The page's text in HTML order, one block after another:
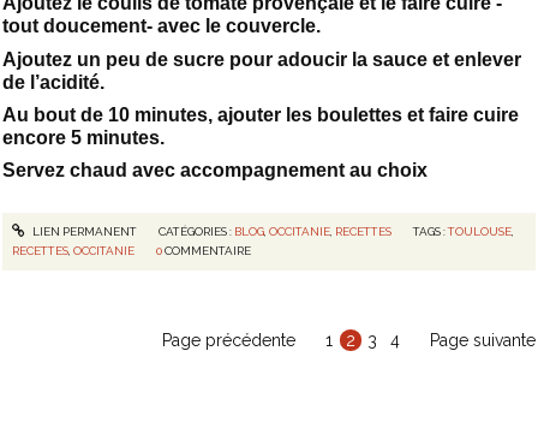
tout doucement- avec le couvercle.
Ajoutez un peu de sucre pour adoucir la sauce et enlever
de l’acidité.
Au bout de 10 minutes, ajouter les boulettes et faire cuire
encore 5 minutes.
Servez chaud avec accompagnement au choix
LIEN PERMANENT CATÉGORIES : BLOG, OCCITANIE, RECETTES TAGS :TOULOUSE,
RECETTES,OCCITANIE 0 COMMENTAIRE
Page précédente 1 2 3 4 Page suivante